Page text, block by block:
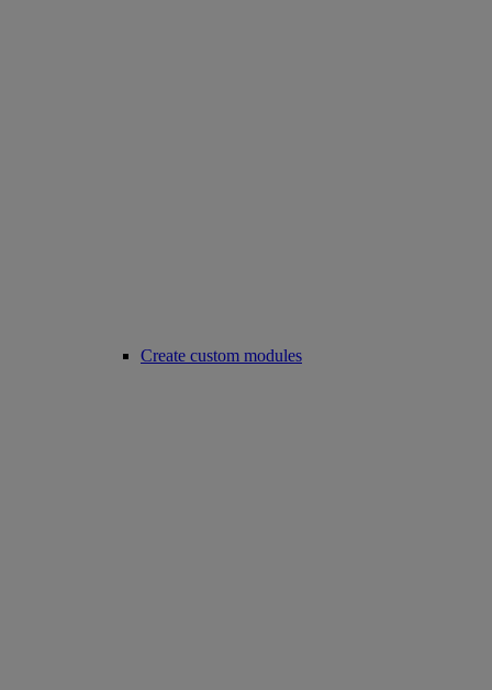
Create custom modules